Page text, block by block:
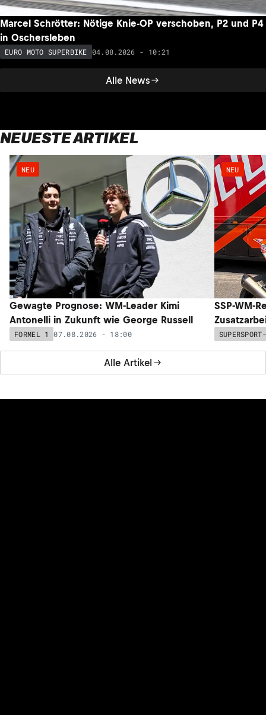
Alle News
Marcel Schrötter: Nötige Knie-OP verschoben, P2 und P4
in Oschersleben
EURO MOTO SUPERBIKE 04.08.2026 - 10:21
NEUESTE ARTIKEL
Alle Artikel
NEU
Gewagte Prognose: WM-Leader Kimi
Antonelli in Zukunft wie George Russell
FORMEL 1 07.08.2026 - 18:00
NEU
SSP-WM-
SUPERSPORT-